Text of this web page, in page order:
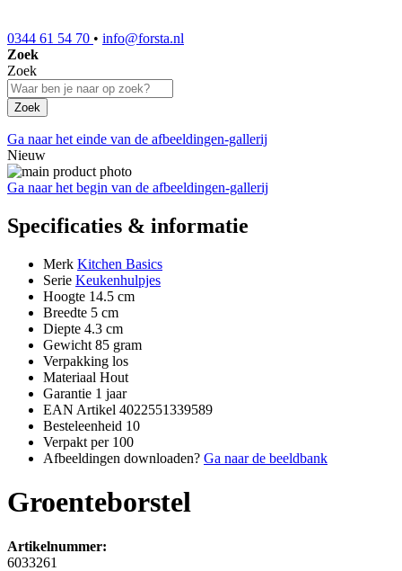
0344 61 54 70 • info@forsta.nl
Zoek
Zoek
Zoek
Ga naar het einde van de afbeeldingen-gallerij
Nieuw
Ga naar het begin van de afbeeldingen-gallerij
Specificaties & informatie
Merk Kitchen Basics
Serie Keukenhulpjes
Hoogte 14.5 cm
Breedte 5 cm
Diepte 4.3 cm
Gewicht 85 gram
Verpakking los
Materiaal Hout
Garantie 1 jaar
EAN Artikel 4022551339589
Besteleenheid 10
Verpakt per 100
Afbeeldingen downloaden? Ga naar de beeldbank
Groenteborstel
Artikelnummer:
6033261